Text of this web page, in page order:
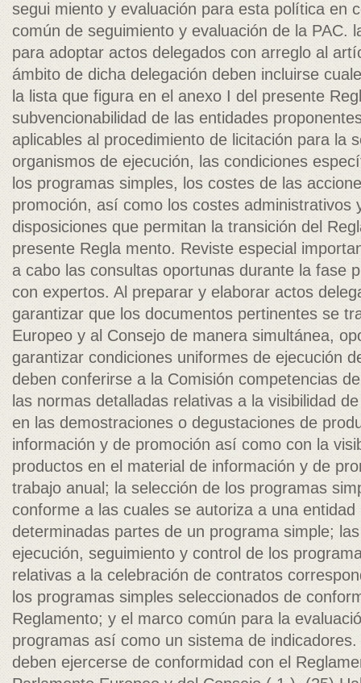
segui­ miento y evaluación para esta política en
común de seguimiento y evaluación de la PAC.
para adoptar actos delegados con arreglo al
ámbito de dicha delegación deben incluirse
la lista que figura en el anexo I del presente
subvencionabilidad de las entidades
aplicables al procedimiento de licitación para la
organismos de ejecución, las condiciones
los programas simples, los costes de las
promoción, así como los costes administrativos
disposiciones que permitan la transición del
presente Regla­ mento. Reviste especial
a cabo las consultas oportunas durante la fase
con expertos. Al preparar y elaborar actos
garantizar que los documentos pertinentes se
Europeo y al Consejo de manera simultánea,
garantizar condiciones uniformes de ejecución
deben conferirse a la Comisión competencias
las normas detalladas relativas a la visibilidad
en las demostraciones o degustaciones de
información y de promoción así como con la
productos en el material de información y de
trabajo anual; la selección de los programas
conforme a las cuales se autoriza a una
determinadas partes de un programa simple;
ejecución, seguimiento y control de los
relativas a la celebración de contratos
los programas simples seleccionados de
Reglamento; y el marco común para la
programas así como un sistema de
deben ejercerse de conformidad con el